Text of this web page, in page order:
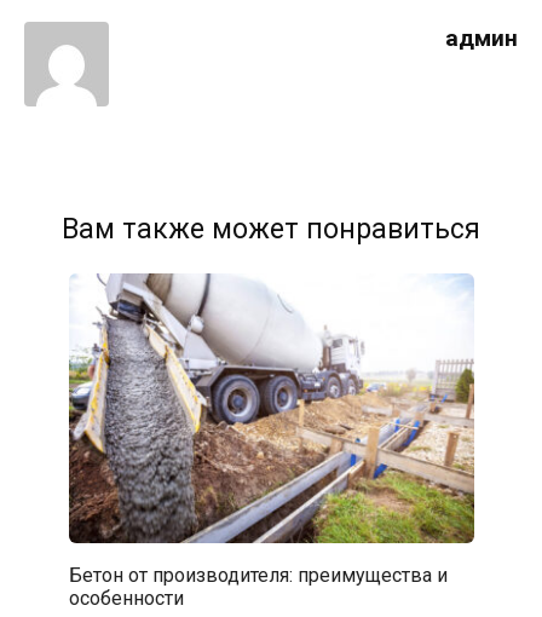
админ
Вам также может понравиться
Бетон от производителя: преимущества и
особенности